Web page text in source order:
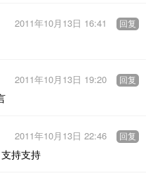
2011年10月13日 16:41 回复
2011年10月13日 19:20 回复
持支持
2011年10月13日 22:46 回复